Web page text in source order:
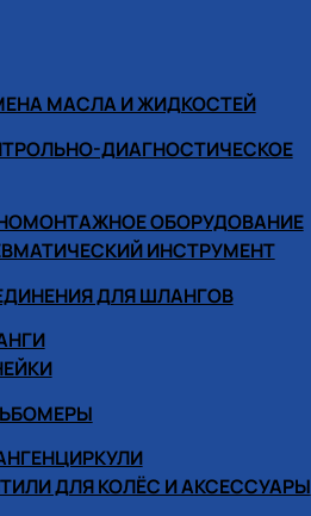
МАСЛА И ЖИДКОСТЕЙ
ДИАГНОСТИЧЕСКОЕ
ОБОРУДОВАНИЕ
ИНСТРУМЕНТ
ДЛЯ ШЛАНГОВ
ДЛЯ КОЛЁС И АКСЕССУАРЫ